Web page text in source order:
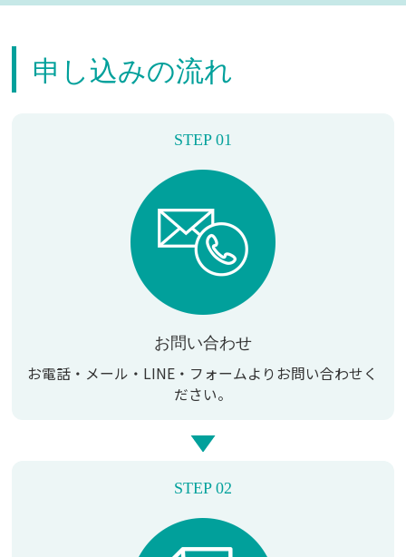
申し込みの流れ
STEP 01
お問い合わせ
お電話・メール・LINE・ フォームよりお問い合わせく
ださい。
STEP 02